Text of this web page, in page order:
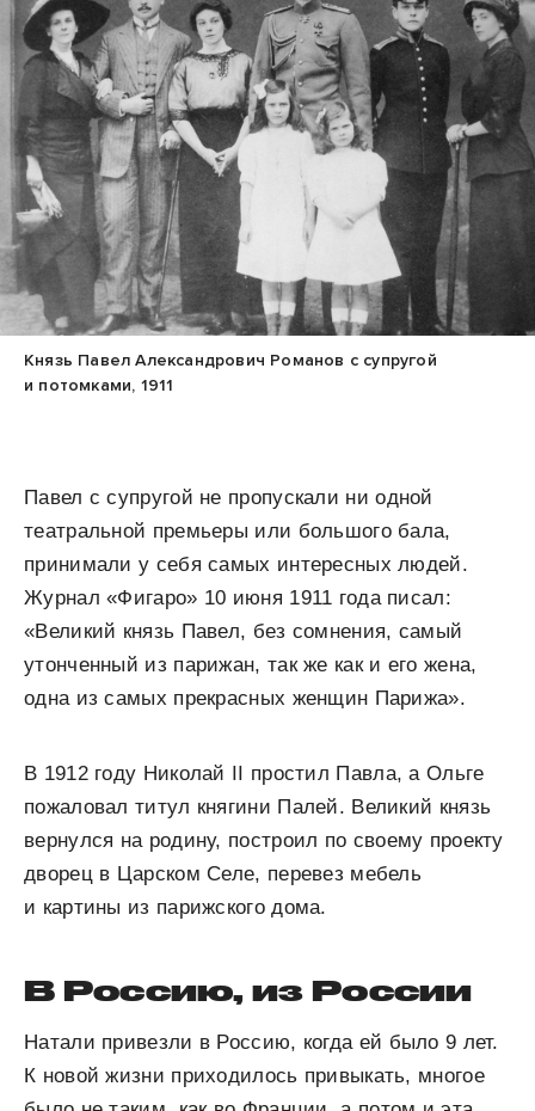
Князь Павел Александрович Романов с супругой
и потомками, 1911
Павел с супругой не пропускали ни одной
театральной премьеры или большого бала,
принимали у себя самых интересных людей.
Журнал «Фигаро» 10 июня 1911 года писал:
«Великий князь Павел, без сомнения, самый
утонченный из парижан, так же как и его жена,
одна из самых прекрасных женщин Парижа».
В 1912 году Николай II простил Павла, а Ольге
пожаловал титул княгини Палей. Великий князь
вернулся на родину, построил по своему проекту
дворец в Царском Селе, перевез мебель
и картины из парижского дома.
В Россию, из России
Натали привезли в Россию, когда ей было 9 лет.
К новой жизни приходилось привыкать, многое